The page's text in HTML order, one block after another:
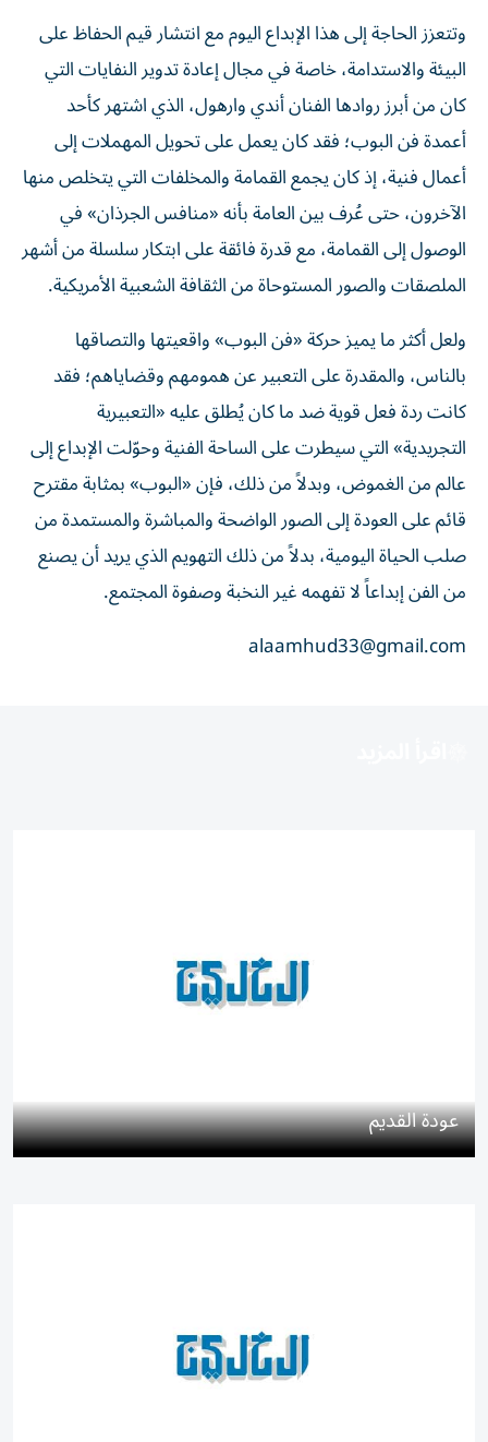
وتتعزز الحاجة إلى هذا الإبداع اليوم مع انتشار قيم الحفاظ على
البيئة والاستدامة، خاصة في مجال إعادة تدوير النفايات التي
كان من أبرز روادها الفنان أندي وارهول، الذي اشتهر كأحد
أعمدة فن البوب؛ فقد كان يعمل على تحويل المهملات إلى
أعمال فنية، إذ كان يجمع القمامة والمخلفات التي يتخلص منها
الآخرون، حتى عُرف بين العامة بأنه «منافس الجرذان» في
الوصول إلى القمامة، مع قدرة فائقة على ابتكار سلسلة من أشهر
الملصقات والصور المستوحاة من الثقافة الشعبية الأمريكية.
ولعل أكثر ما يميز حركة «فن البوب» واقعيتها والتصاقها
بالناس، والمقدرة على التعبير عن همومهم وقضاياهم؛ فقد
كانت ردة فعل قوية ضد ما كان يُطلق عليه «التعبيرية
التجريدية» التي سيطرت على الساحة الفنية وحوّلت الإبداع إلى
عالم من الغموض، وبدلاً من ذلك، فإن «البوب» بمثابة مقترح
قائم على العودة إلى الصور الواضحة والمباشرة والمستمدة من
صلب الحياة اليومية، بدلاً من ذلك التهويم الذي يريد أن يصنع
من الفن إبداعاً لا تفهمه غير النخبة وصفوة المجتمع.
alaamhud33@gmail.com
عودة القديم